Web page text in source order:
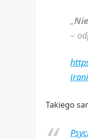
„
–
Takiego